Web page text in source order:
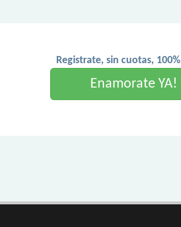
Registrate, sin cuotas,
Enamorate YA!